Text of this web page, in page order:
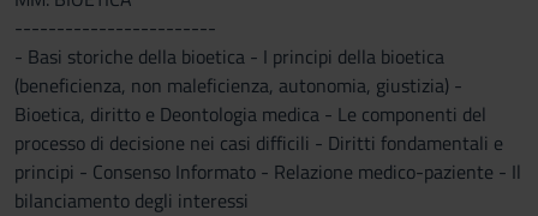
------------------------
- Basi storiche della bioetica - I principi della bioetica
(beneficienza, non maleficienza, autonomia, giustizia) -
Bioetica, diritto e Deontologia medica - Le componenti del
processo di decisione nei casi difficili - Diritti fondamentali e
principi - Consenso Informato - Relazione medico-paziente - Il
bilanciamento degli interessi